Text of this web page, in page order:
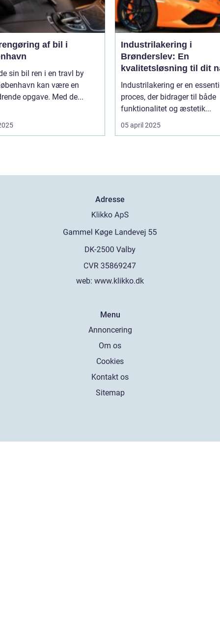
af bil i
sin bil ren i en travl by
kan være en
opgave. Med de...
Industrilakering i
Brønderslev: En
kvalitetsløsning til dit
projekt
Industrilakering er en
proces, der bidrager til både
funktionalitet og æstetik...
05 april 2025
Adresse
web: www.klikko.dk
Menu
Annoncering
Om os
Cookies
Kontakt os
Sitemap